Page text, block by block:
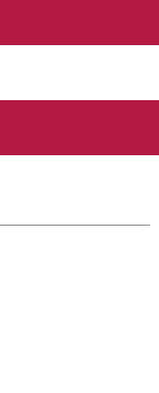
Cru